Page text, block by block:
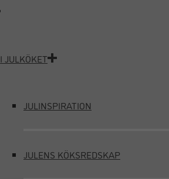
I JULKÖKET
JULINSPIRATION
JULENS KÖKSREDSKAP